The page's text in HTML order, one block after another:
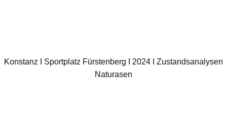
Kon­stanz I Sport­platz Fürs­ten­berg I 2024 I Zustands­ana­ly­sen
Natu­ra­sen